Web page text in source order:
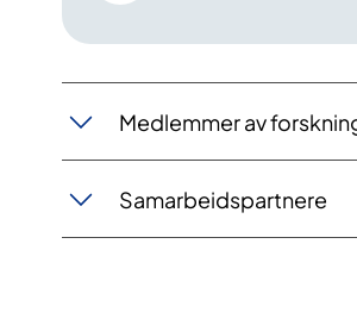
Medlemmer av
Samarbeidspartnere